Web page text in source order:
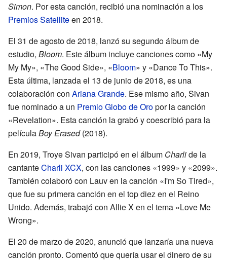
Simon. Por esta canción, recibió una nominación a los
Premios Satelliteen 2018.
El 31 de agosto de 2018, lanzó su segundo álbum de
estudio, Bloom. Este álbum incluye canciones como «My
My My», «The Good Side», «Bloom» y «Dance To This».
Esta última, lanzada el 13 de junio de 2018, es una
colaboración con Ariana Grande. Ese mismo año, Sivan
fue nominado a un Premio Globo de Oropor la canción
«Revelation». Esta canción la grabó y coescribió para la
películaBoy Erased(2018).
En 2019, Troye Sivan participó en el álbum Charlide la
cantanteCharli XCX, con las canciones «1999» y «2099».
También colaboró con Lauv en la canción «I'm So Tired»,
que fue su primera canción en el top diez en el Reino
Unido. Además, trabajó con Allie X en el tema «Love Me
Wrong».
El 20 de marzo de 2020, anunció que lanzaría una nueva
canción pronto. Comentó que quería usar el dinero de su